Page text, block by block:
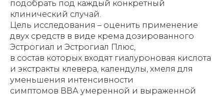
подобрать под каждый конкретный
клинический случай.
Цель исследования – оценить применение
двух средств в виде крема дозированного
Эстрогиал и Эстрогиал Плюс,
в состав которых входят гиалуроновая кислота
и экстракты клевера, календулы, хмеля для
уменьшения интенсивности
симптомов ВВА умеренной и выраженной